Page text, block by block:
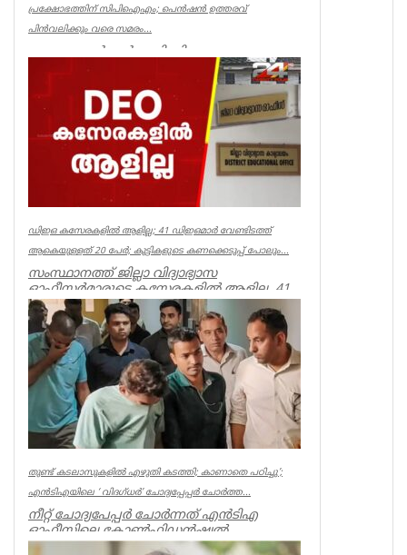
പ്രക്ഷോഭത്തിന് സിപിഐഎം; പെൻഷൻ ഉത്തരവ്
പിൻവലിക്കും വരെ സമരം...
ക്ഷേമ പെൻഷൻ അട്ടിമറിക്കാനുള്ള ബോധ
പൂർവമായ ശ്രമമാണ് യു ഡി എഫ് സർക്കാർ
നടത്തുന്നതെന്ന് സിപിഐഎം സംസ്ഥാ...
Kerala
ഡിഇഒ കസേരകളില്‍ ആളില്ല; 41 ഡിഇഒമാര്‍ വേണ്ടിടത്ത്
ആകെയുള്ളത് 20 പേര്‍; കുട്ടികളുടെ കണക്കെടുപ്പ് പോലും...
സംസ്ഥാനത്ത് ജില്ലാ വിദ്യാഭ്യാസ
ഓഫീസര്‍മാരുടെ കസേരകളില്‍ ആളില്ല. 41
ഡിഇഒമാരില്‍ നിലവില്‍ ഉള്ളത് 20 പ...
Kerala
തുണ്ട് കടലാസുകളില്‍ എഴുതി കടത്തി; കാണാതെ പഠിച്ചു’;
എന്‍ടിഎയിലെ ‘ വിദഗ്ധര്‍’ ചോദ്യപ്പേപ്പര്‍ ചോര്‍ത്ത...
നീറ്റ് ചോദ്യപേപ്പര്‍ ചോര്‍ന്നത് എന്‍ടിഎ
ഓഫീസിലെ കോണ്‍ഫിഡന്‍ഷ്യല്‍
സെക്ഷനില്‍ നിന്ന് എന്ന് സിബിഐ. എന...